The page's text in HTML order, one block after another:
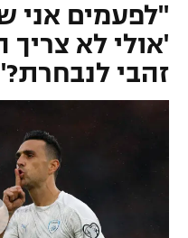
גביע הטוטו
ליגיונרים
נבחרת ישראל
ליגת האלופות
ליגה אירופית
ליגה אנגלית
ליגה איטלקית
כדורסל ישראלי
ליגת ווינר סל
ליגה לאומית
כדורסל נשים
מכבי תל אביב
כדורסל עולמי
"לפעמים אני
'אולי לא צריך
זהבי